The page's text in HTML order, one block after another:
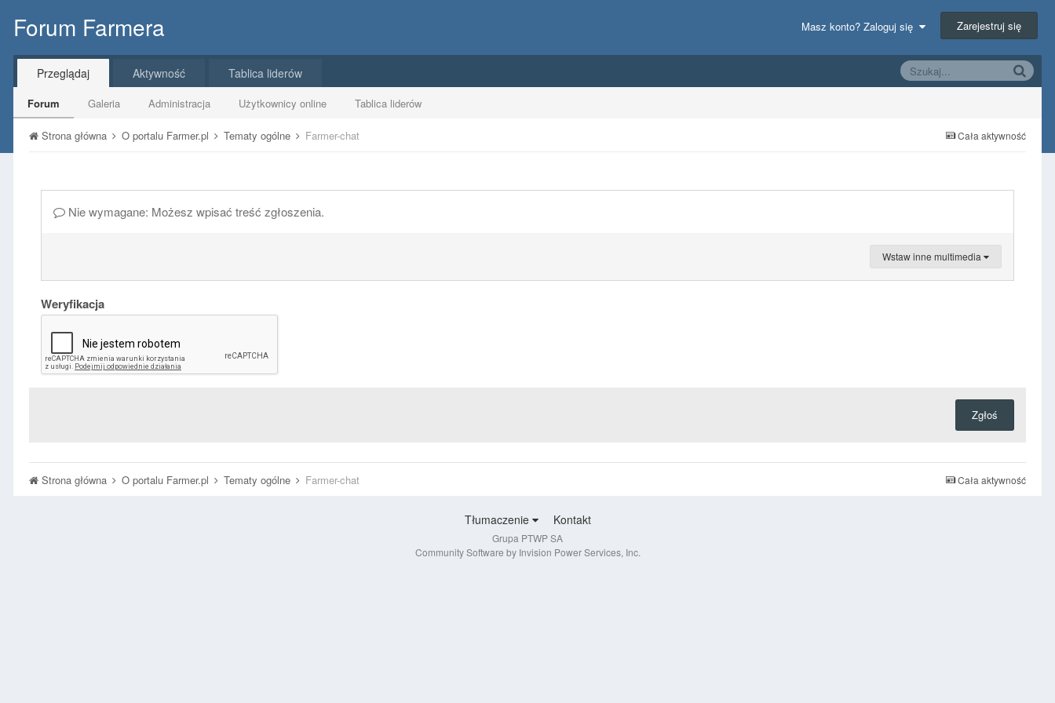
Forum Farmera Masz konto? Zaloguj się Zarejestruj się
Przeglądaj
Forum Galeria Administracja Użytkownicy online Tablica liderów
Aktywność Tablica liderów
Cała aktywność
Strona główna O portalu Farmer.pl Tematy ogólne Farmer-chat
Nie wymagane: Możesz wpisać treść zgłoszenia.
Wstaw inne multimedia
Weryfikacja
Zgłoś
Cała aktywność
Strona główna O portalu Farmer.pl Tematy ogólne Farmer-chat
Tłumaczenie Kontakt
Grupa PTWP SA
Community Software by Invision Power Services, Inc.